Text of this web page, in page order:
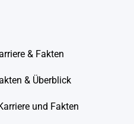
& Fakten
& Überblick
und Fakten